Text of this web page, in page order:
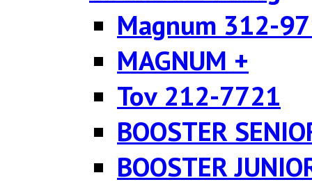
Magnum 312-
MAGNUM +
Tov 212-7721
BOOSTER
BOOSTER